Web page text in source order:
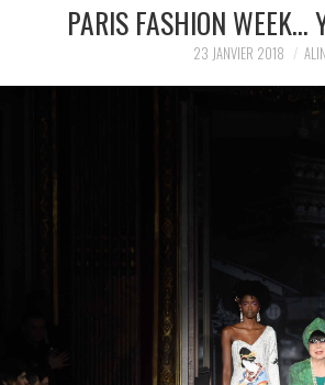
PARIS FASHION WEEK…
23 JANVIER 2018